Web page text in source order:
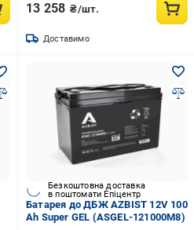
13 258 ₴/шт.
Доставимо
Безкоштовна доставка
в поштомати Епіцентр
Батарея до ДБЖ AZBIST 12V 100
Ah Super GEL (ASGEL-121000M8)